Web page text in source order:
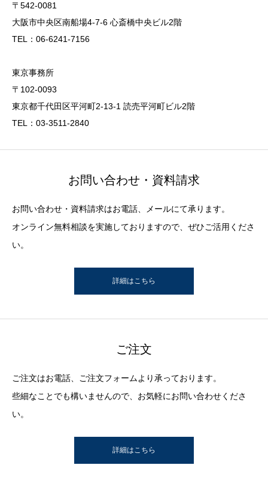
〒542-0081
大阪市中央区南船場4-7-6 心斎橋中央ビル2階
TEL：06-6241-7156
東京事務所
〒102-0093
東京都千代田区平河町2-13-1 読売平河町ビル2階
TEL：03-3511-2840
お問い合わせ・資料請求
お問い合わせ・資料請求はお電話、メールにて承ります。
オンライン無料相談を実施しておりますので、ぜひご活用くださ
い。
詳細はこちら
ご注文
ご注文はお電話、ご注文フォームより承っております。
些細なことでも構いませんので、お気軽にお問い合わせくださ
い。
詳細はこちら